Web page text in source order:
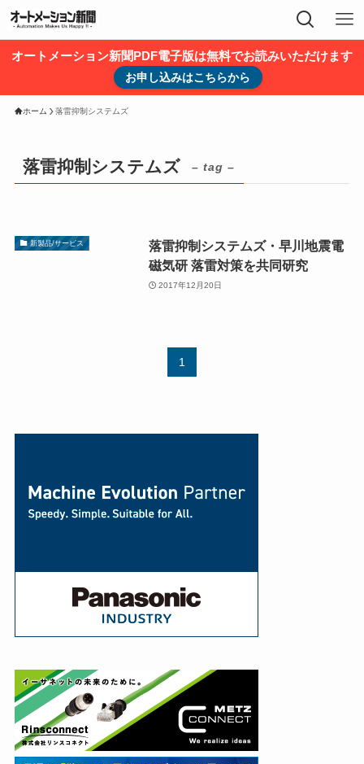
オートメーション新聞PDF電子版は無料でお読みいただけます
お申し込みはこちらから
ホーム 落雷抑制システムズ
落雷抑制システムズ – tag –
新製品/サービス
落雷抑制システムズ・早川地震電
磁気研 落雷対策を共同研究
2017年12月20日
1